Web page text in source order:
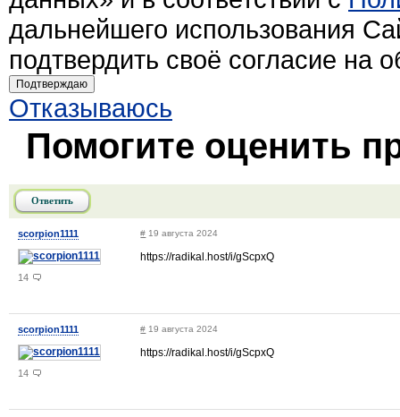
дальнейшего использования
подтвердить своё согласие на
Подтверждаю
Отказываюсь
Помогите оценить
Ответить
scorpion1111
14
# 19 августа 2024
https://radikal.host/i/gScpxQ
scorpion1111
14
# 19 августа 2024
https://radikal.host/i/gScpxQ